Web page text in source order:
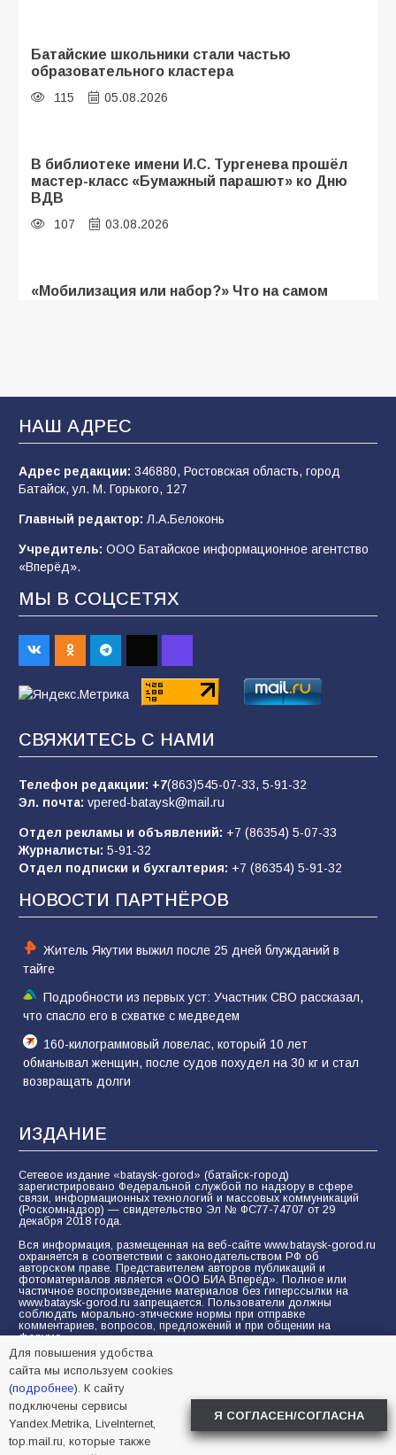
Батайские школьники стали частью
образовательного кластера
115 05.08.2026
В библиотеке имени И.С. Тургенева прошёл
мастер-класс «Бумажный парашют» ко Дню
ВДВ
107 03.08.2026
«Мобилизация или набор?» Что на самом
В Батайске продолжаются дорожные работы
103 04.08.2026
после выборов: в Госдуме дали ответ
103 06.08.2026
В детском саду № 35 дети освоили
строительные профессии в ходе
спортивного праздника
07.08.2026
«Слухами Москву не возьмёшь»: почему
заявления Киева о мобилизации — это
отчаяние, а не разведка
83 02.08.2026
Командовал боем до последнего: герой
60 05.08.2026
НАШ АДРЕС
Адрес редакции: 346880, Ростовская область, город
Батайск, ул. М. Горького, 127
Главный редактор: Л.А.Белоконь
Учредитель: ООО Батайское информационное агентство
«Вперёд».
МЫ В СОЦСЕТЯХ
СВЯЖИТЕСЬ С НАМИ
Телефон редакции: +7(863)545-07-33, 5-91-32
Эл. почта: vpered-bataysk@mail.ru
Отдел рекламы и объявлений: +7 (86354) 5-07-33
Журналисты: 5-91-32
Отдел подписки и бухгалтерия: +7 (86354) 5-91-32
НОВОСТИ ПАРТНЁРОВ
Житель Якутии выжил после 25 дней блужданий в
тайге
Подробности из первых уст: Участник СВО рассказал,
что спасло его в схватке с медведем
160-килограммовый ловелас, который 10 лет
обманывал женщин, после судов похудел на 30 кг и стал
возвращать долги
ИЗДАНИЕ
Сетевое издание «bataysk-gorod» (батайск-город)
зарегистрировано Федеральной службой по надзору в сфере
связи, информационных технологий и массовых коммуникаций
(Роскомнадзор) — свидетельство Эл № ФС77-74707 от 29
декабря 2018 года.
Вся информация, размещенная на веб-сайте www.bataysk-gorod.ru
охраняется в соответствии с законодательством РФ об
авторском праве. Представителем авторов публикаций и
фотоматериалов является «ООО БИА Вперёд». Полное или
частичное воспроизведение материалов без гиперссылки на
www.bataysk-gorod.ru запрещается. Пользователи должны
соблюдать морально-этические нормы при отправке
комментариев, вопросов, предложений и при общении на
форуме.
Политика конфиденциальности и защиты информации
Согласие на обработку персональных данных с помощью
сервисов Yandex.Metrika, LiveInternet, top.mail.ru
© 2005-2026 БИА «ВПЕРЕД»
Для повышения удобства
сайта мы используем cookies
(подробнее). К сайту
подключены сервисы
Yandex.Metrika, LiveInternet,
top.mail.ru, которые также
Я СОГЛАСЕН/СОГЛАСНА